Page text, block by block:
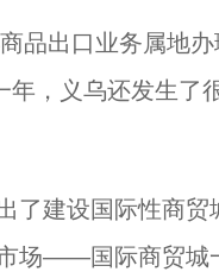
出口业务属地办
年，义乌还发生
建设国际性商贸
场——国际商贸城